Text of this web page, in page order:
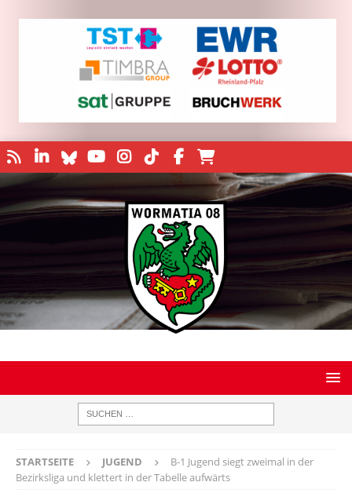
STARTSEITE JUGEND
B-1 Jugend siegt zweimal in der
Bezirksliga und klettert in der Tabelle aufwärts